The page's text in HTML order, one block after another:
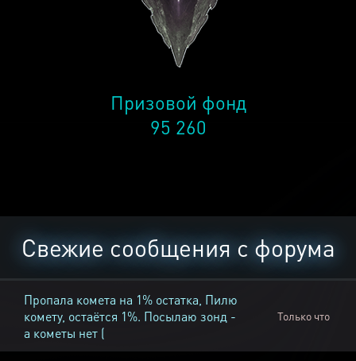
Призовой фонд
95 260
Свежие сообщения с форума
Пропала комета на 1% остатка, Пилю
комету, остаётся 1%. Посылаю зонд -
а кометы нет (
Только что